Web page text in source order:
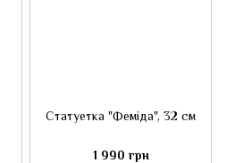
Статуетка "Феміда", 32 см
1 990 грн